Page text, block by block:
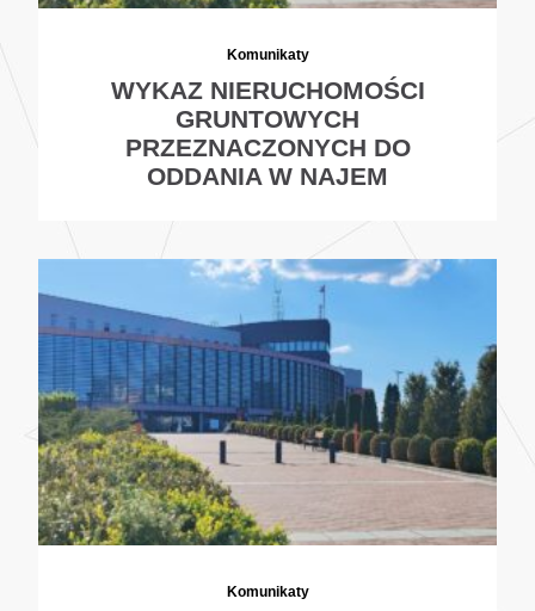
Komunikaty
WYKAZ NIERUCHOMOŚCI
GRUNTOWYCH
PRZEZNACZONYCH DO
ODDANIA W NAJEM
Komunikaty